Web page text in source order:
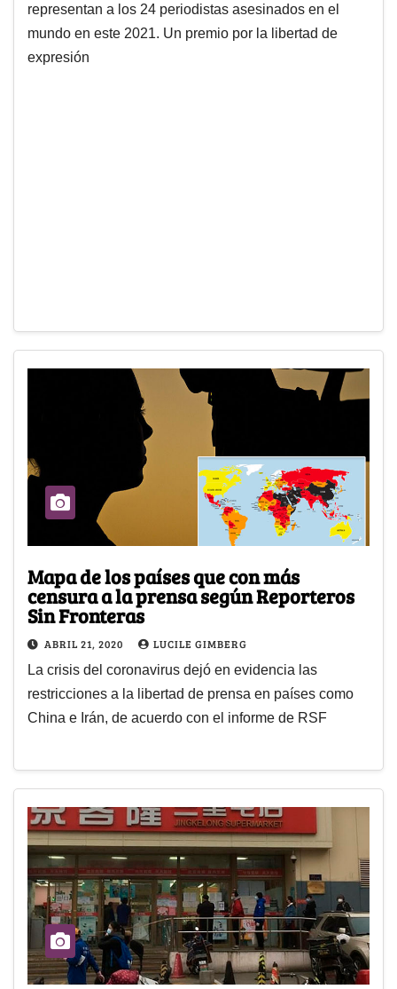
representan a los 24 periodistas asesinados en el
mundo en este 2021. Un premio por la libertad de
expresión
Mapa de los países que con más
censura a la prensa según Reporteros
Sin Fronteras
ABRIL 21, 2020 LUCILE GIMBERG
La crisis del coronavirus dejó en evidencia las
restricciones a la libertad de prensa en países como
China e Irán, de acuerdo con el informe de RSF